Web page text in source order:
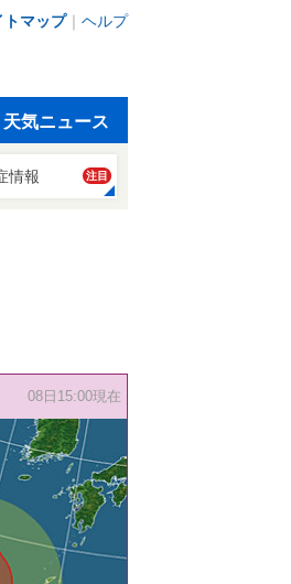
トマップ｜ ヘルプ
天気ニュース
情報 注目
08日15:00現在